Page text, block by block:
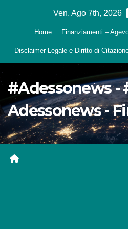
Ven. Ago 7th, 2026
Home Finanziamenti –
Disclaimer Legale e Diritto di
#Adessonews -
Adessonews -